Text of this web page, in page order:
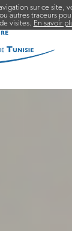
sur ce site,
autres traceurs
visites. En savoir